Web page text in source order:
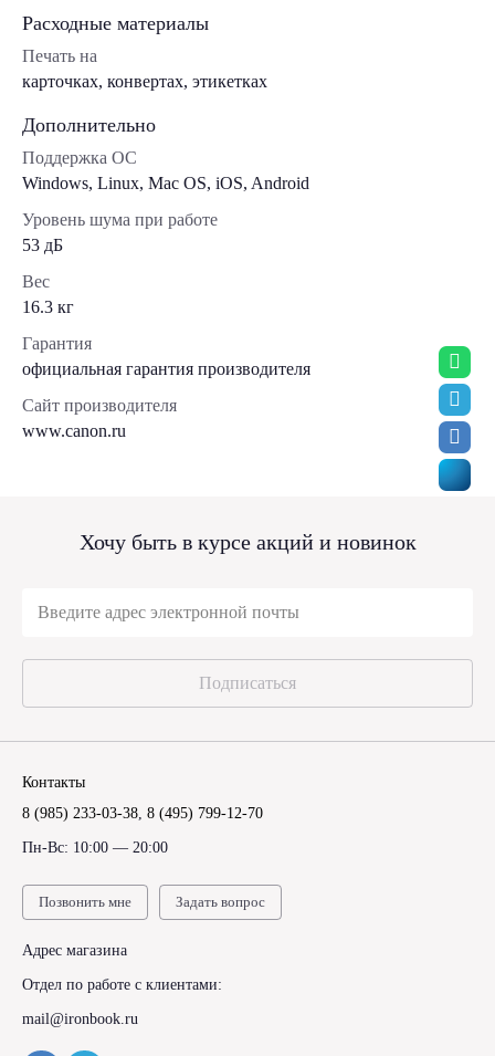
Расходные материалы
Печать на
карточках, конвертах, этикетках
Дополнительно
Поддержка ОС
Windows, Linux, Mac OS, iOS, Android
Уровень шума при работе
53 дБ
Вес
16.3 кг
Гарантия
официальная гарантия производителя
Сайт производителя
www.canon.ru
Хочу быть в курсе акций и новинок
Подписаться
Контакты
8 (985) 233-03-38, 8 (495) 799-12-70
Пн-Вс: 10:00 — 20:00
Позвонить мне Задать вопрос
Адрес магазина
Отдел по работе с клиентами:
mail@ironbook.ru